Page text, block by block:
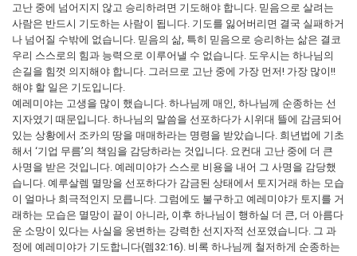
고난 중에 넘어지지 않고 승리하려면 기도해야 합니다. 믿음으로 살려는
사람은 반드시 기도하는 사람이 됩니다. 기도를 잃어버리면 결국 실패하거
나 넘어질 수밖에 없습니다. 믿음의 삶, 특히 믿음으로 승리하는 삶은 결코
우리 스스로의 힘과 능력으로 이루어낼 수 없습니다. 도우시는 하나님의
손길을 힘껏 의지해야 합니다. 그러므로 고난 중에 가장 먼저! 가장 많이!!
해야 할 일은 기도입니다.
예레미야는 고생을 많이 했습니다. 하나님께 매인, 하나님께 순종하는 선
지자였기 때문입니다. 하나님의 말씀을 선포하다가 시위대 뜰에 감금되어
있는 상황에서 조카의 땅을 매매하라는 명령을 받았습니다. 희년법에 기초
해서 ‘기업 무름’의 책임을 감당하라는 것입니다. 요컨대 고난 중에 더 큰
사명을 받은 것입니다. 예레미야가 스스로 비용을 내어 그 사명을 감당했
습니다. 예루살렘 멸망을 선포하다가 감금된 상태에서 토지거래 하는 모습
이 얼마나 희극적인지 모릅니다. 그럼에도 불구하고 예레미야가 토지를 거
래하는 모습은 멸망이 끝이 아니라, 이후 하나님이 행하실 더 큰, 더 아름다
운 소망이 있다는 사실을 웅변하는 강력한 선지자적 선포였습니다. 그 과
정에 예레미야가 기도합니다(렘32:16). 비록 하나님께 철저하게 순종하는